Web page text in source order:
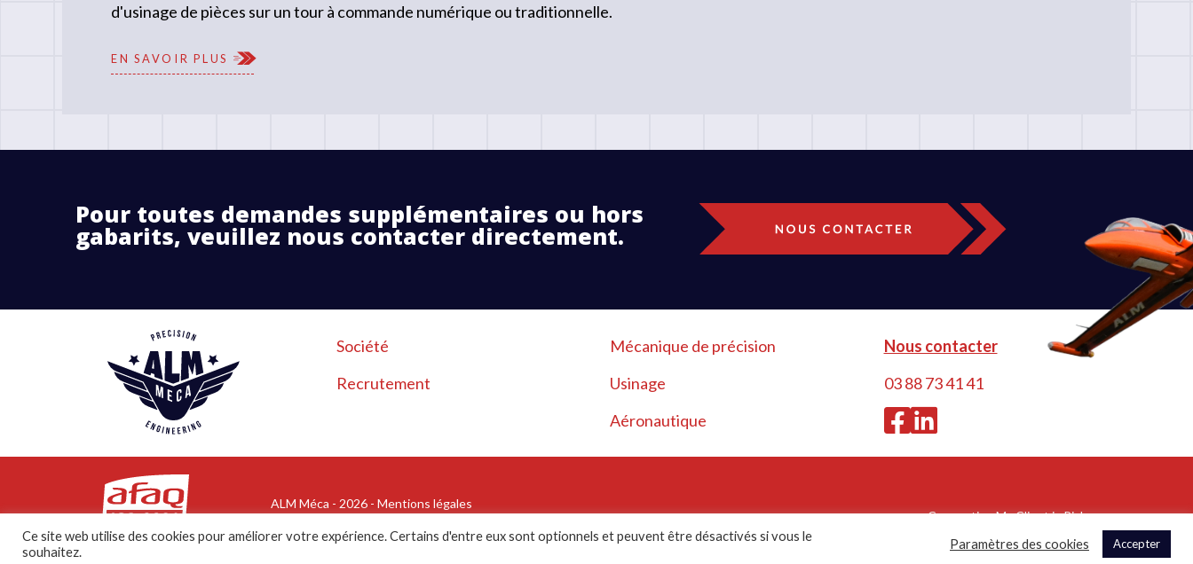
d'usinage de pièces sur un tour à commande numérique ou traditionnelle.
EN SAVOIR PLUS
Pour toutes demandes supplémentaires ou hors
gabarits, veuillez nous contacter directement.
Société
Recrutement
Mécanique de précision
Usinage
Aéronautique
Nous contacter
03 88 73 41 41
ALM Méca - 2026 - Mentions légales
Ce site est protégé par reCAPTCHA et Google - Politique de confidentialité et Conditions d'utilisation
Conception My Client is Rich
Ce site web utilise des cookies pour améliorer votre expérience. Certains d'entre eux sont optionnels et peuvent être désactivés si vous le
souhaitez.
Paramètres des cookies Accepter